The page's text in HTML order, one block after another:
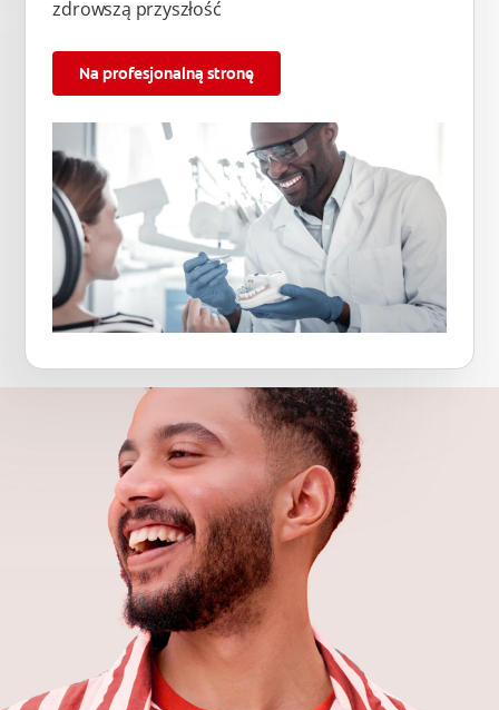
zdrowszą przyszłość
Na profesjonalną stronę